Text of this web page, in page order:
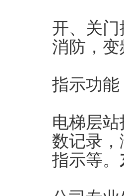
开、关
消防，
指示功能
电梯层
数记录
指示等。